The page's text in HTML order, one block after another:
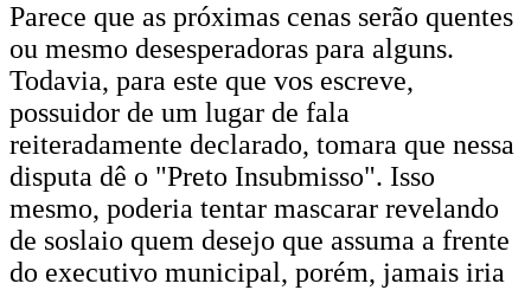
Parece que as próximas cenas serão quentes
ou mesmo desesperadoras para alguns.
Todavia, para este que vos escreve,
possuidor de um lugar de fala
reiteradamente declarado, tomara que nessa
disputa dê o "Preto Insubmisso". Isso
mesmo, poderia tentar mascarar revelando
de soslaio quem desejo que assuma a frente
do executivo municipal, porém, jamais iria